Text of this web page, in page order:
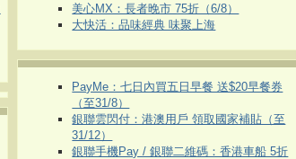
美心MX：長者晚市 75折（6/8）
大快活：品味經典 味聚上海
PayMe：七日內買五日早餐 送$20早餐券
（至31/8）
銀聯雲閃付：港澳用戶 領取國家補貼（至
31/12）
銀聯手機Pay / 銀聯二維碼：香港車船 5折